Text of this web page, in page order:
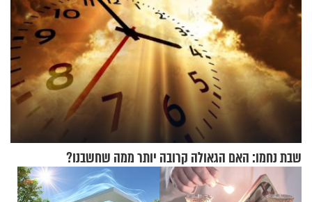
שבת נחמו: האם הגאולה קרובה יותר ממה שחשבנו?